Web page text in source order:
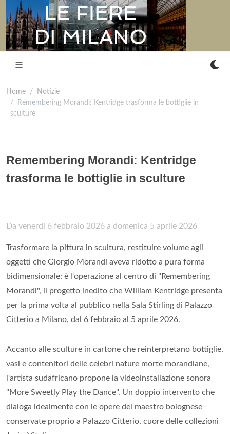
Home
Notizie
Remembering Morandi: Kentridge trasforma le bottiglie in
sculture
Remembering Morandi: Kentridge
trasforma le bottiglie in sculture
Da venerdì 6 febbraio 2026 a domenica 5 aprile 2026
Trasformare la pittura in scultura, restituire volume agli
oggetti che Giorgio Morandi aveva ridotto a pura forma
bidimensionale: è l'operazione al centro di "Remembering
Morandi", il progetto inedito che William Kentridge presenta
per la prima volta al pubblico nella Sala Stirling di Palazzo
Citterio a Milano, dal 6 febbraio al 5 aprile 2026.
Accanto alle sculture in cartone che reinterpretano bottiglie,
vasi e contenitori delle celebri nature morte morandiane,
l'artista sudafricano propone la videoinstallazione sonora
"More Sweetly Play the Dance". Un doppio intervento che
dialoga idealmente con le opere del maestro bolognese
conservate proprio a Palazzo Citterio, cuore delle collezioni